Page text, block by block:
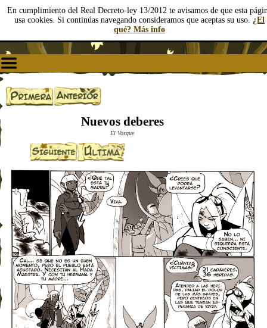
En cumplimiento del Real Decreto-ley 13/2012 te avisamos de que esta
usa cookies. Si continúas navegando consideramos que aceptas su uso. ¿El
qué? Más info
Nuevos deberes
El Vosque